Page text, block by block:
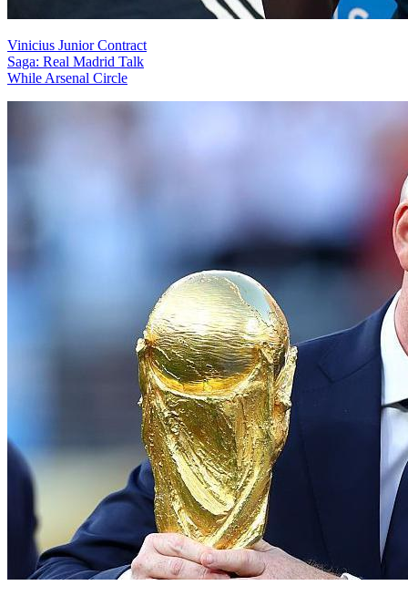
Vinicius Junior Contract
Saga: Real Madrid Talk
While Arsenal Circle